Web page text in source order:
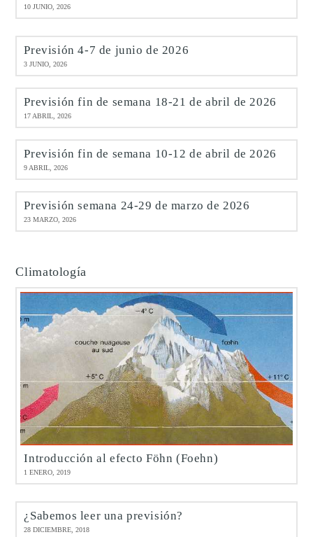
10 JUNIO, 2026
Previsión 4-7 de junio de 2026
3 JUNIO, 2026
Previsión fin de semana 18-21 de abril de 2026
17 ABRIL, 2026
Previsión fin de semana 10-12 de abril de 2026
9 ABRIL, 2026
Previsión semana 24-29 de marzo de 2026
23 MARZO, 2026
Climatología
Introducción al efecto Föhn (Foehn)
1 ENERO, 2019
¿Sabemos leer una previsión?
28 DICIEMBRE, 2018